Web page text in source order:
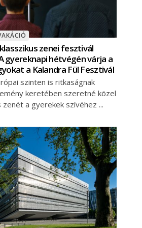
zenei fesztivál
gyereknapi hétvégén várja a
a Kalandra Fül Fesztivál
szinten is ritkaságnak
keretében szeretné közel
zenét a gyerekek szívéhez